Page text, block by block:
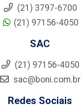
(21) 3797-6700
(21) 97156-4050
SAC
(21) 97156-4050
sac@boni.com.br
Redes Sociais